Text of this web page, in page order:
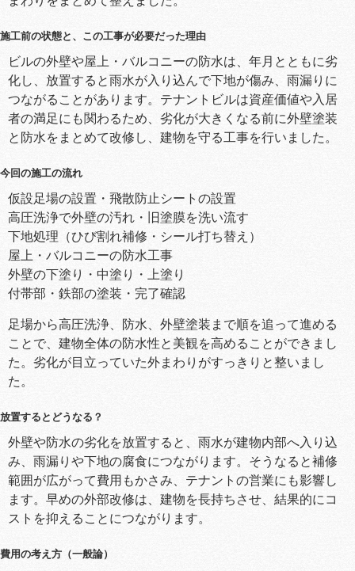
施工前の状態と、この工事が必要だった理由
ビルの外壁や屋上・バルコニーの防水は、年月とともに劣
化し、放置すると雨水が入り込んで下地が傷み、雨漏りに
つながることがあります。テナントビルは資産価値や入居
者の満足にも関わるため、劣化が大きくなる前に外壁塗装
と防水をまとめて改修し、建物を守る工事を行いました。
今回の施工の流れ
仮設足場の設置・飛散防止シートの設置
高圧洗浄で外壁の汚れ・旧塗膜を洗い流す
下地処理（ひび割れ補修・シール打ち替え）
屋上・バルコニーの防水工事
外壁の下塗り・中塗り・上塗り
付帯部・鉄部の塗装・完了確認
足場から高圧洗浄、防水、外壁塗装まで順を追って進める
ことで、建物全体の防水性と美観を高めることができまし
た。劣化が目立っていた外まわりがすっきりと整いまし
た。
放置するとどうなる？
外壁や防水の劣化を放置すると、雨水が建物内部へ入り込
み、雨漏りや下地の腐食につながります。そうなると補修
範囲が広がって費用もかさみ、テナントの営業にも影響し
ます。早めの外部改修は、建物を長持ちさせ、結果的にコ
ストを抑えることにつながります。
費用の考え方（一般論）